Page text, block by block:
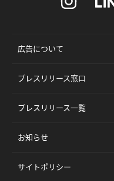
広告について
プレスリリース窓口
プレスリリース一覧
お知らせ
サイトポリシー